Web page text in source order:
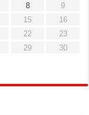
8
9
15
16
22
23
29
30